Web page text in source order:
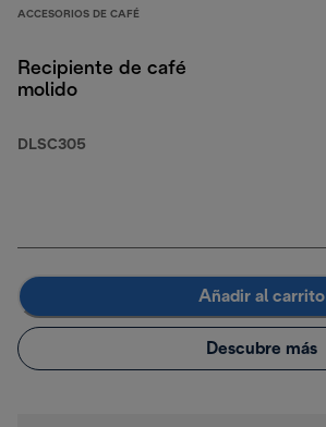
ACCESORIOS DE CAFÉ
Recipiente de café
molido
DLSC305
Añadir al carrito
Descubre más